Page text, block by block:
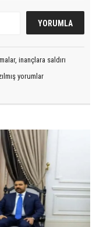
inançlara saldırı
yorumlar